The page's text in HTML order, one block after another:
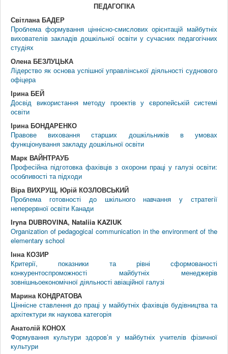
ПЕДАГОГIКА
Світлана БАДЕР
Проблема формування ціннісно-смислових орієнтацій майбутніх
вихователів закладів дошкільної освіти у сучасних педагогічних
студіях
Олена БЕЗЛУЦЬКА
Лідерство як основа успішної управлінської діяльності суднового
офіцера
Ірина БЕЙ
Досвід використання методу проектів у європейській системі
освіти
Ірина БОНДАРЕНКО
Правове виховання старших дошкільників в умовах
функціонування закладу дошкільної освіти
Марк ВАЙНТРАУБ
Професійна підготовка фахівців з охорони праці у галузі освіти:
особливості та підходи
Віра ВИХРУЩ, Юрій КОЗЛОВСЬКИЙ
Проблема готовності до шкільного навчання у стратегії
неперервної освіти Канади
Iryna DUBROVINA, Nataliia KAZIUK
Organization of pedagogical communication in the environment of the
elementary school
Інна КОЗИР
Критерії, показники та рівні сформованості
конкурентоспроможності майбутніх менеджерів
зовнішньоекономічної діяльності авіаційної галузі
Марина КОНДРАТОВА
Ціннісне ставлення до праці у майбутніх фахівців будівництва та
архітектури як наукова категорія
Анатолій КОНОХ
Формування культури здоров’я у майбутніх учителів фізичної
культури